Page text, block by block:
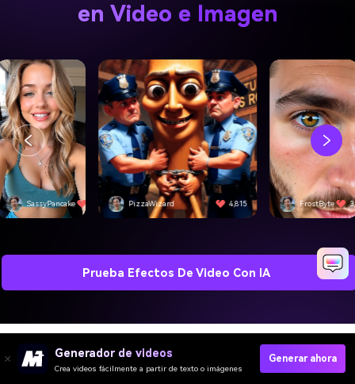
en Video e Imagen
SassyPancake 4,501 PizzaWizard 4,815 FrostByte
Prueba Efectos De Video Con IA
Preguntas Frecuentes sobre
Generador de videos
Crea videos fácilmente a partir de texto o imágenes
Generar ahora